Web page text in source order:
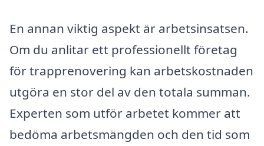
En annan viktig aspekt är arbetsinsatsen.
Om du anlitar ett professionellt företag
för trapprenovering kan arbetskostnaden
utgöra en stor del av den totala summan.
Experten som utför arbetet kommer att
bedöma arbetsmängden och den tid som